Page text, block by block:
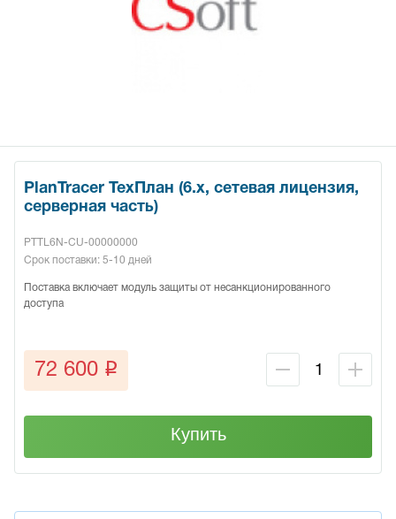
PlanTracer ТехПлан (6.x, сетевая лицензия,
серверная часть)
PTTL6N-CU-00000000
Срок поставки: 5-10 дней
Поставка включает модуль защиты от несанкционированного
доступа
72 600 q
Купить